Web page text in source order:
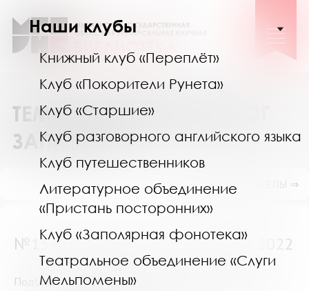
Наши клубы
Книжный клуб «Переплёт»
Клуб «Покорители Рунета»
Клуб «Старшие»
Клуб разговорного английского языка
Клуб путешественников
Литературное объединение
«Пристань посторонних»
Клуб «Заполярная фонотека»
Театральное объединение «Слуги
Мельпомены»
ТЕМАТИЧЕСКИЙ КАТАЛОГ
ЗАПРОСОВ
№13400 (Мурманск) от 30 марта 2022
Подберите, пожалуйста, научные статьи на тему
ПОКАЗАТЬ ПОДРАЗДЕЛЫ ⇒